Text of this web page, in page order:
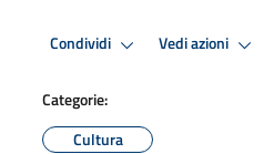
Condividi Vedi azioni
Categorie:
Cultura